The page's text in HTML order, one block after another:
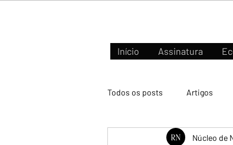
Início Assinatura
Todos os posts Artigos
Negócios e MercadosNúcleo de